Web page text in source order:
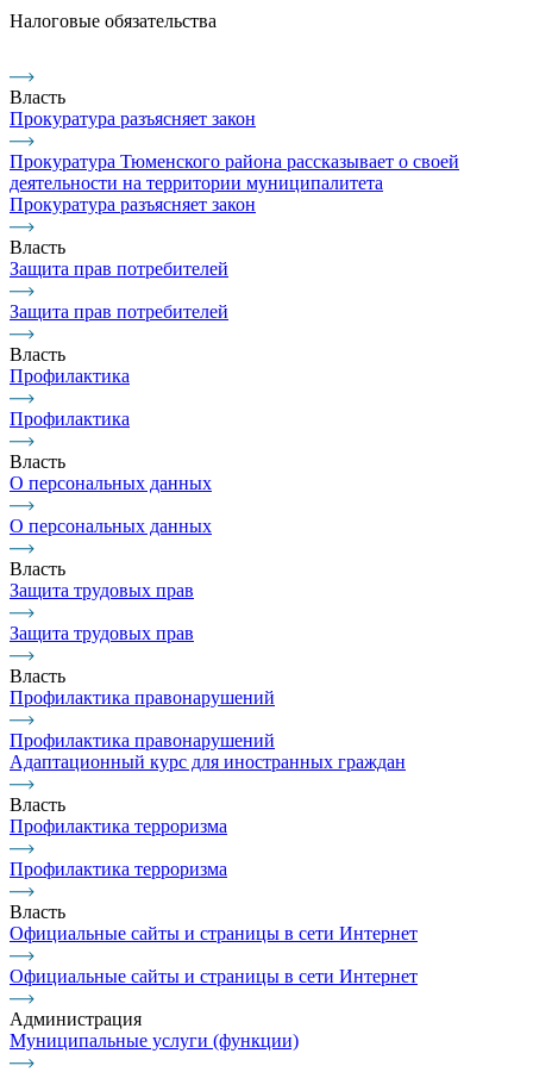
Налоговые обязательства
Власть
Прокуратура разъясняет закон
Прокуратура Тюменского района рассказывает о своей
деятельности на территории муниципалитета
Прокуратура разъясняет закон
Власть
Защита прав потребителей
Защита прав потребителей
Власть
Профилактика
Профилактика
Власть
О персональных данных
О персональных данных
Власть
Защита трудовых прав
Защита трудовых прав
Власть
Профилактика правонарушений
Профилактика правонарушений
Адаптационный курс для иностранных граждан
Власть
Профилактика терроризма
Профилактика терроризма
Власть
Официальные сайты и страницы в сети Интернет
Официальные сайты и страницы в сети Интернет
Администрация
Муниципальные услуги (функции)